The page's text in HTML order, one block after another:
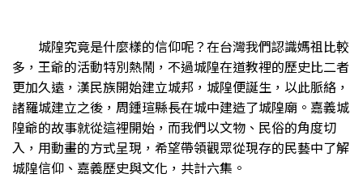
城隍究竟是什麼樣的信仰呢？在台灣我們認識媽祖比較
多，王爺的活動特別熱鬧，不過城隍在道教裡的歷史比二者
更加久遠，漢民族開始建立城邦，城隍便誕生，以此脈絡，
諸羅城建立之後，周鍾瑄縣長在城中建造了城隍廟。嘉義城
隍爺的故事就從這裡開始，而我們以文物、民俗的角度切
入，用動畫的方式呈現，希望帶領觀眾從現存的民藝中了解
城隍信仰、嘉義歷史與文化，共計六集。